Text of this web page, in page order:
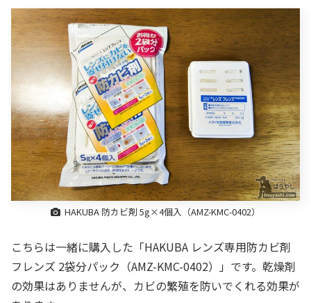
HAKUBA 防カビ剤 5g×4個入（AMZ-KMC-0402）
こちらは一緒に購入した「HAKUBA レンズ専用防カビ剤
フレンズ 2袋分パック（AMZ-KMC-0402）」です。乾燥剤
の効果はありませんが、カビの繁殖を防いでくれる効果が